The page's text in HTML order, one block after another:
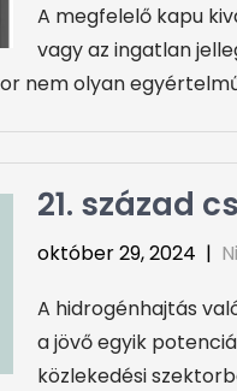
A megfelelő kapu
vagy az ingatlan
nem olyan
21. század
október 29, 2024 |
A hidrogénhajtás
a jövő egyik
közlekedési